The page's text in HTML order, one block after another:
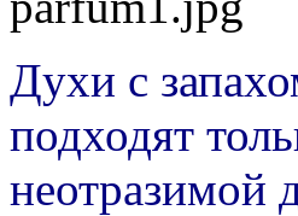
Духи с
подходят